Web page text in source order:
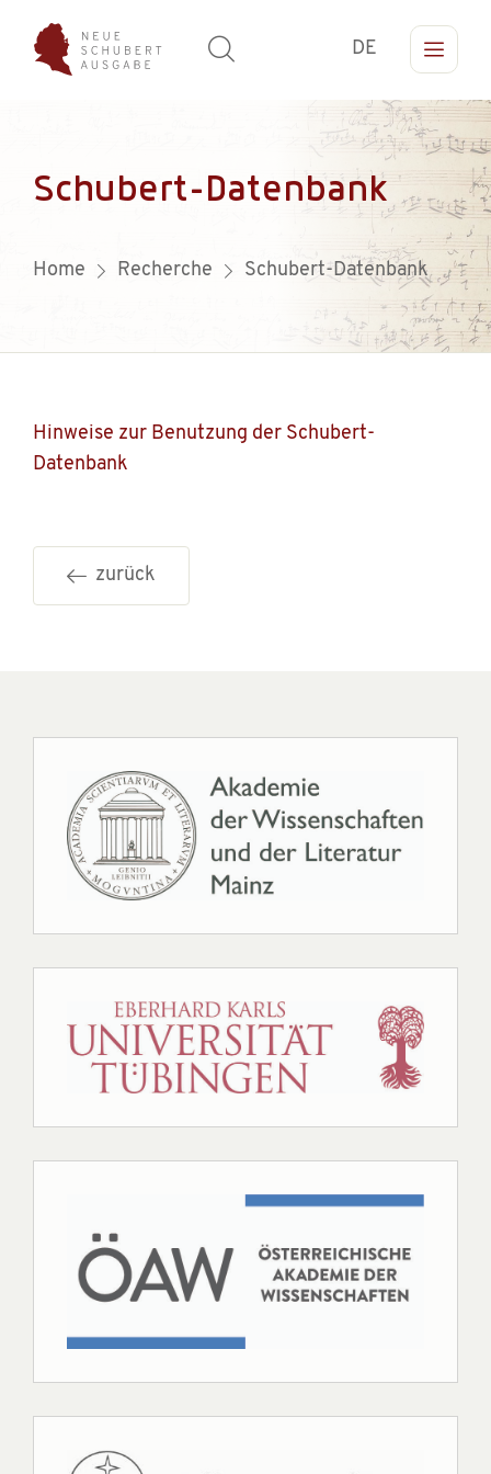
DE
Schubert-Datenbank
Home Recherche Schubert-Datenbank
Hinweise zur Benutzung der Schubert-
Datenbank
zurück